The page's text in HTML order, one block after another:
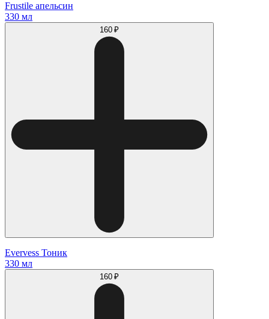
Frustile апельсин
330 мл
160 ₽
Evervess Тоник
330 мл
160 ₽